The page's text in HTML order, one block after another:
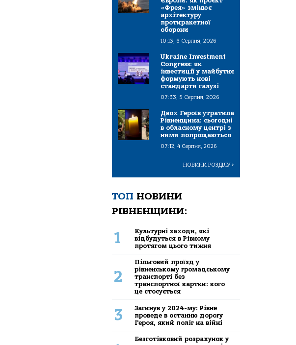
«Фрея» змінює
архітектуру
протиракетної
оборони
10:13, 6 Серпня, 2026
Ukraine Investment
Congress: як
інвестиції у майбутнє
формують нові
стандарти галузі
07:33, 5 Серпня, 2026
Двох Героїв утратила
Рівненщина: сьогодні
в обласному центрі з
ними попрощаються
07:12, 4 Серпня, 2026
НОВИНИ РОЗДІЛУ>
ТОП НОВИНИ
РІВНЕНЩИНИ:
1
Культурні заходи, які
відбудуться в Рівному
протягом цього тижня
2
Пільговий проїзд у
рівненському громадському
транспорті без
транспортної картки: кого
це стосується
3
Загинув у 2024-му: Рівне
проведе в останню дорогу
Героя, який поліг на війні
Безготівковий розрахунок у